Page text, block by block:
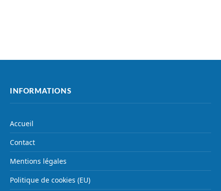
INFORMATIONS
Accueil
Contact
Mentions légales
Politique de cookies (EU)